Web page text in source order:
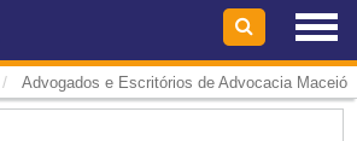
/ Advogados e Escritórios de Advocacia Maceió